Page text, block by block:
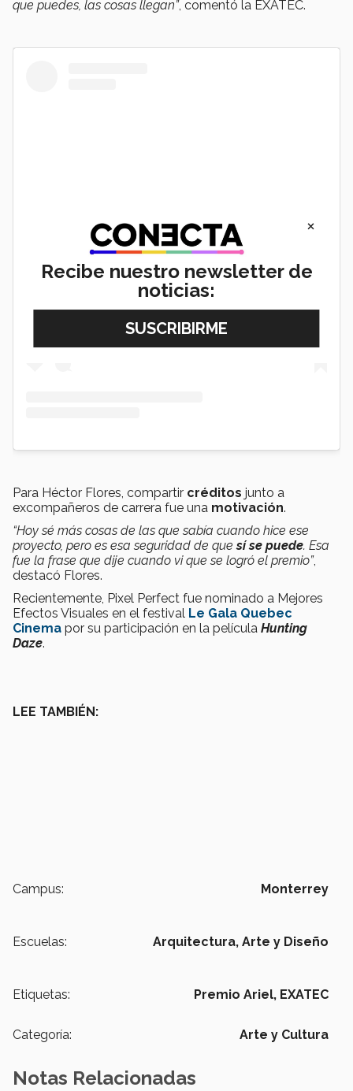
que puedes, las cosas llegan”, comentó la EXATEC.
View this post on Instagram
Para Héctor Flores, compartir créditos junto a
excompañeros de carrera fue una motivación.
“Hoy sé más cosas de las que sabía cuando hice ese
proyecto, pero es esa seguridad de quesí se puede. Esa
fue la frase que dije cuando vi que se logró el premio”,
destacó Flores.
Recientemente, Pixel Perfect fue nominado a Mejores
Efectos Visuales en el festival Le Gala Quebec
Cinema por su participación en la película Hunting
Daze.
LEE TAMBIÉN:
Campus: Monterrey
Escuelas: Arquitectura, Arte y Diseño
Etiquetas: Premio Ariel, EXATEC
Categoría: Arte y Cultura
Notas Relacionadas
×
Recibe nuestro newsletter de
noticias: